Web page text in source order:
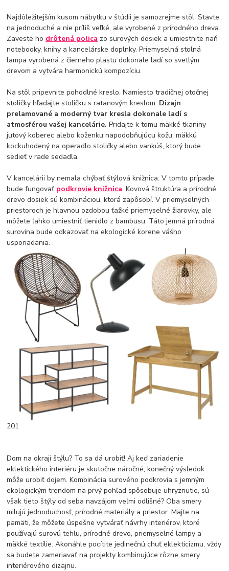
Najdôležitejším kusom nábytku v štúdii je samozrejme stôl. Stavte
na jednoduché a nie príliš veľké, ale vyrobené z prírodného dreva.
Zaveste ho drôtená polica zo surových dosiek a umiestnite naň
notebooky, knihy a kancelárske doplnky. Priemyselná stolná
lampa vyrobená z čierneho plastu dokonale ladí so svetlým
drevom a vytvára harmonickú kompozíciu.
Na stôl pripevnite pohodlné kreslo. Namiesto tradičnej otočnej
stoličky hľadajte stoličku s ratanovým kreslom. Dizajn
prelamované a moderný tvar kresla dokonale ladí s
atmosférou vašej kancelárie.Pridajte k tomu mäkké tkaniny -
jutový koberec alebo koženku napodobňujúcu kožu, mäkkú
kockuhodený na operadlo stoličky alebo vankúš, ktorý bude
sedieť v rade sedadla.
V kancelárii by nemala chýbať štýlová knižnica. V tomto prípade
bude fungovať podkrovie knižnica. Kovová štruktúra a prírodné
drevo dosiek sú kombináciou, ktorá zapôsobí. V priemyselných
priestoroch je hlavnou ozdobou ťažké priemyselné žiarovky, ale
môžete ľahko umiestniť tienidlo z bambusu. Táto jemná prírodná
surovina bude odkazovať na ekologické korene vášho
usporiadania.
201
Dom na okraji štýlu? To sa dá urobiť! Aj keď zariadenie
eklektického interiéru je skutočne náročné, konečný výsledok
môže urobiť dojem. Kombinácia surového podkrovia s jemným
ekologickým trendom na prvý pohľad spôsobuje uhryznutie, sú
však tieto štýly od seba navzájom veľmi odlišné? Oba smery
milujú jednoduchosť, prírodné materiály a priestor. Majte na
pamäti, že môžete úspešne vytvárať návrhy interiérov, ktoré
používajú surovú tehlu, prírodné drevo, priemyselné lampy a
mäkké textílie. Akonáhle pocítite jedinečnú chuť eklekticizmu, vždy
sa budete zameriavať na projekty kombinujúce rôzne smery
interiérového dizajnu.